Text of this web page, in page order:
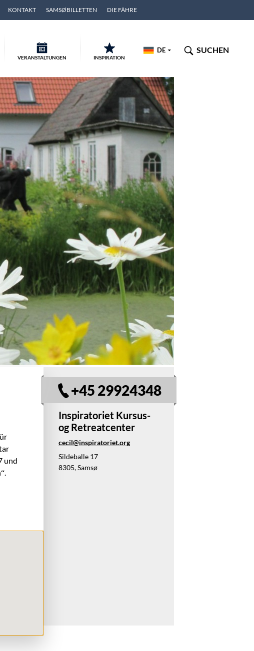
KONTAKT SAMSØBILLETTEN DIE FÄHRE
DE SUCHEN
VERANSTALTUNGEN INSPIRATION
+45 29924348
und
Inspiratoriet Kursus-
og Retreatcenter
cecil@inspiratoriet.org
Sildeballe 17
8305, Samsø